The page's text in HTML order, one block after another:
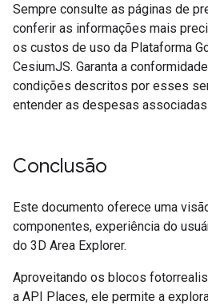
Sempre consulte as páginas de
conferir as informações mais
os custos de uso da Plataforma
CesiumJS. Garanta a
condições descritos por esses
entender as despesas
Conclusão
Este documento oferece uma
componentes, experiência do
do 3D Area Explorer.
Aproveitando os blocos
a API Places, ele permite a